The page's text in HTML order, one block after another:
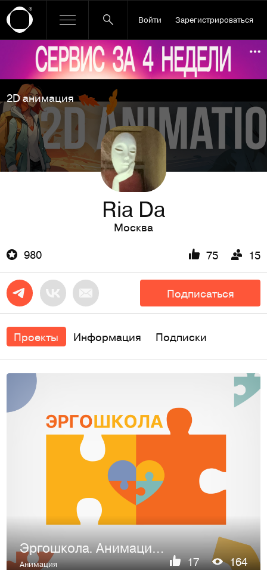
Войти Зарегистрироваться
Ссылка баннера
2D анимация
Ria Da
Москва
980
75 15
Подписаться
Проекты Информация Подписки
Эргошкола. Анимация логотипа и видеоролика
Анимация 17 164